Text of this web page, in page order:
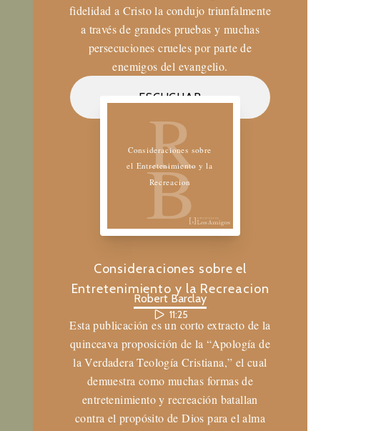
fidelidad a Cristo la condujo triunfalmente
a través de grandes pruebas y muchas
persecuciones crueles por parte de
enemigos del evangelio.
ESCUCHAR
R
B
Consideraciones sobre
el Entretenimiento y la
Recreacion
Consideraciones sobre el
Entretenimiento y la Recreacion
Robert Barclay
11:25
Esta publicación es un corto extracto de la
quinceava proposición de la “Apología de
la Verdadera Teología Cristiana,” el cual
demuestra como muchas formas de
entretenimiento y recreación batallan
contra el propósito de Dios para el alma